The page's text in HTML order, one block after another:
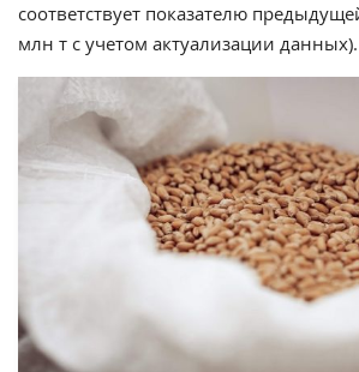
соответствует показателю
млн т с учетом актуализации данных).